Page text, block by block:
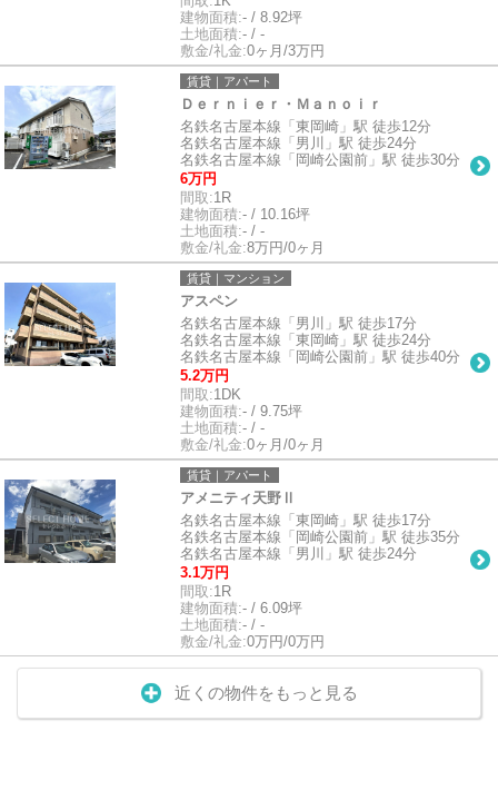
建物面積:- / 8.92坪
土地面積:- / -
敷金/礼金:0ヶ月/3万円
賃貸｜アパート
Ｄｅｒｎｉｅｒ・Ｍａｎｏｉｒ
名鉄名古屋本線「東岡崎」駅 徒歩12分
名鉄名古屋本線「男川」駅 徒歩24分
名鉄名古屋本線「岡崎公園前」駅 徒歩30分
6万円
間取:1R
建物面積:- / 10.16坪
土地面積:- / -
敷金/礼金:8万円/0ヶ月
賃貸｜マンション
アスペン
名鉄名古屋本線「男川」駅 徒歩17分
名鉄名古屋本線「東岡崎」駅 徒歩24分
名鉄名古屋本線「岡崎公園前」駅 徒歩40分
5.2万円
間取:1DK
建物面積:- / 9.75坪
土地面積:- / -
敷金/礼金:0ヶ月/0ヶ月
賃貸｜アパート
アメニティ天野Ⅱ
名鉄名古屋本線「東岡崎」駅 徒歩17分
名鉄名古屋本線「岡崎公園前」駅 徒歩35分
名鉄名古屋本線「男川」駅 徒歩24分
3.1万円
間取:1R
建物面積:- / 6.09坪
土地面積:- / -
敷金/礼金:0万円/0万円
近くの物件をもっと見る